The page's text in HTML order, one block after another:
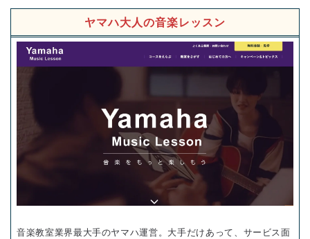
ヤマハ大人の音楽レッスン
音楽教室業界最大手のヤマハ運営。大手だけあって、サービス面